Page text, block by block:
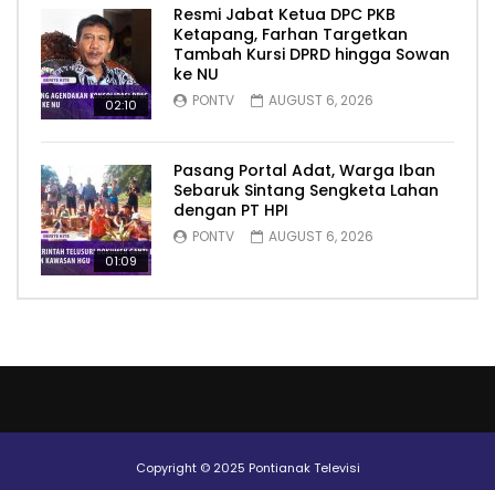
02:10
Resmi Jabat Ketua DPC PKB
Ketapang, Farhan Targetkan
Tambah Kursi DPRD hingga Sowan
ke NU
PONTV AUGUST 6, 2026
01:09
Pasang Portal Adat, Warga Iban
Sebaruk Sintang Sengketa Lahan
dengan PT HPI
PONTV AUGUST 6, 2026
Copyright © 2025 Pontianak Televisi